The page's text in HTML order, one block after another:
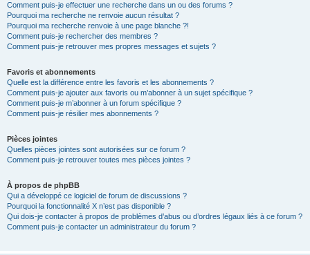
Comment puis-je effectuer une recherche dans un ou des forums ?
Pourquoi ma recherche ne renvoie aucun résultat ?
Pourquoi ma recherche renvoie à une page blanche ?!
Comment puis-je rechercher des membres ?
Comment puis-je retrouver mes propres messages et sujets ?
Favoris et abonnements
Quelle est la différence entre les favoris et les abonnements ?
Comment puis-je ajouter aux favoris ou m’abonner à un sujet spécifique ?
Comment puis-je m’abonner à un forum spécifique ?
Comment puis-je résilier mes abonnements ?
Pièces jointes
Quelles pièces jointes sont autorisées sur ce forum ?
Comment puis-je retrouver toutes mes pièces jointes ?
À propos de phpBB
Qui a développé ce logiciel de forum de discussions ?
Pourquoi la fonctionnalité X n’est pas disponible ?
Qui dois-je contacter à propos de problèmes d’abus ou d’ordres légaux liés à ce forum ?
Comment puis-je contacter un administrateur du forum ?